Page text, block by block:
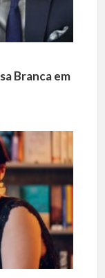
Branca em